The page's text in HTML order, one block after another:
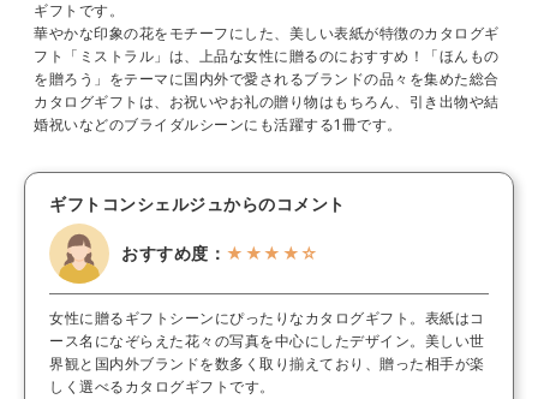
ギフトです。
華やかな印象の花をモチーフにした、美しい表紙が特徴のカタログギ
フト「ミストラル」は、上品な女性に贈るのにおすすめ！「ほんもの
を贈ろう」をテーマに国内外で愛されるブランドの品々を集めた総合
カタログギフトは、お祝いやお礼の贈り物はもちろん、引き出物や結
婚祝いなどのブライダルシーンにも活躍する1冊です。
ギフトコンシェルジュからのコメント
おすすめ度： ★★★★☆
女性に贈るギフトシーンにぴったりなカタログギフト。表紙はコ
ース名になぞらえた花々の写真を中心にしたデザイン。美しい世
界観と国内外ブランドを数多く取り揃えており、贈った相手が楽
しく選べるカタログギフトです。